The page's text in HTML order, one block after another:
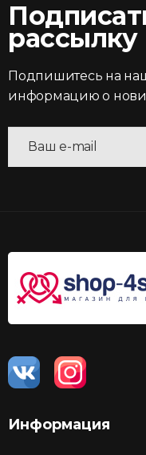
рассылку
Подпишитесь на
информацию о
Информация